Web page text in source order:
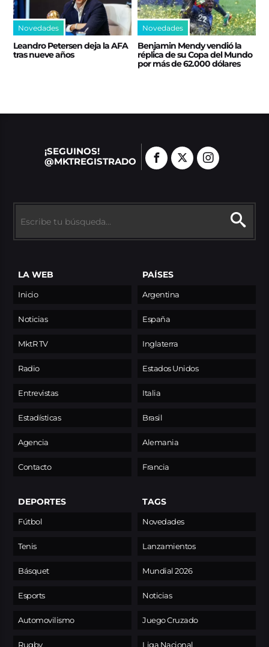
Novedades
Leandro Petersen deja la AFA
tras nueve años
Novedades
Benjamin Mendy vendió la
réplica de su Copa del Mundo
por más de 62.000 dólares
¡SEGUINOS!
@MKTREGISTRADO
LA WEB
Inicio
Noticias
MktR TV
Radio
Entrevistas
Estadísticas
Agencia
Contacto
PAÍSES
Argentina
España
Inglaterra
Estados Unidos
Italia
Brasil
Alemania
Francia
DEPORTES
Fútbol
Tenis
Básquet
Esports
Automovilismo
Rugby
TAGS
Novedades
Lanzamientos
Mundial 2026
Noticias
Juego Cruzado
Liga Nacional